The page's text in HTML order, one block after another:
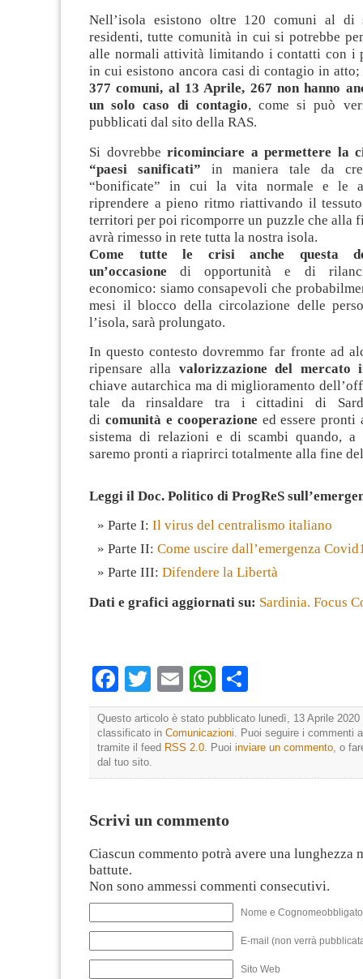
Nell’isola esistono oltre 120 comuni al
residenti, tutte comunità in cui si potrebbe
alle normali attività limitando i contatti con i
in cui esistono ancora casi di contagio in
377 comuni, al 13 Aprile, 267 non hanno
un solo caso di contagio, come si può
pubblicati dal sito della RAS.
Si dovrebbe ricominciare a permettere la
“paesi sanificati” in maniera tale da
“bonificate” in cui la vita normale e le
riprendere a pieno ritmo riattivando il
territori per poi ricomporre un puzzle che alla
avrà rimesso in rete tutta la nostra isola.
Come tutte le crisi anche questa
un’occasione di opportunità e di
economico: siamo consapevoli che
mesi il blocco della circolazione delle
l’isola, sarà prolungato.
In questo contesto dovremmo far fronte ad
ripensare alla valorizzazione del mercato
chiave autarchica ma di miglioramento
tale da rinsaldare tra i cittadini di
di comunità e cooperazione ed essere
sistema di relazioni e di scambi quando,
saremo pronti a riaprirci totalmente alla fine
Leggi il Doc. Politico di ProgReS
Parte I: Il virus del centralismo italiano
Parte II: Come uscire dall’emergenza
Parte III: Difendere la Libertà
Dati e grafici aggiornati su: Sardinia. Focus
Facebook
Twitter
EmailWhatsApp
Questo articolo è stato pubblicato lunedì, 13 Aprile 2020
classificato in Comunicazioni . Puoi seguire i commenti
tramite il feed RSS 2.0 . Puoi inviare un commento , o
dal tuo sito.
Scrivi un commento
Ciascun commento potrà avere una lunghezza
battute.
Non sono ammessi commenti consecutivi.
Nome e
E-mail (non verrà
Sito Web